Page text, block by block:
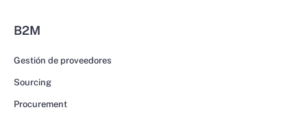
B2M
Gestión de proveedores
Sourcing
Procurement